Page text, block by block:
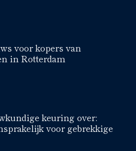
voor kopers van
in Rotterdam
keuring over:
voor gebrekkige